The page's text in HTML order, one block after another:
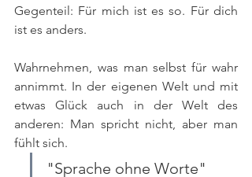
Gegenteil: Für mich ist es so. Für dich
ist es anders.
Wahrnehmen, was man selbst für wahr
annimmt. In der eigenen Welt und mit
etwas Glück auch in der Welt des
anderen: Man spricht nicht, aber man
fühlt sich.
"Sprache ohne Worte"